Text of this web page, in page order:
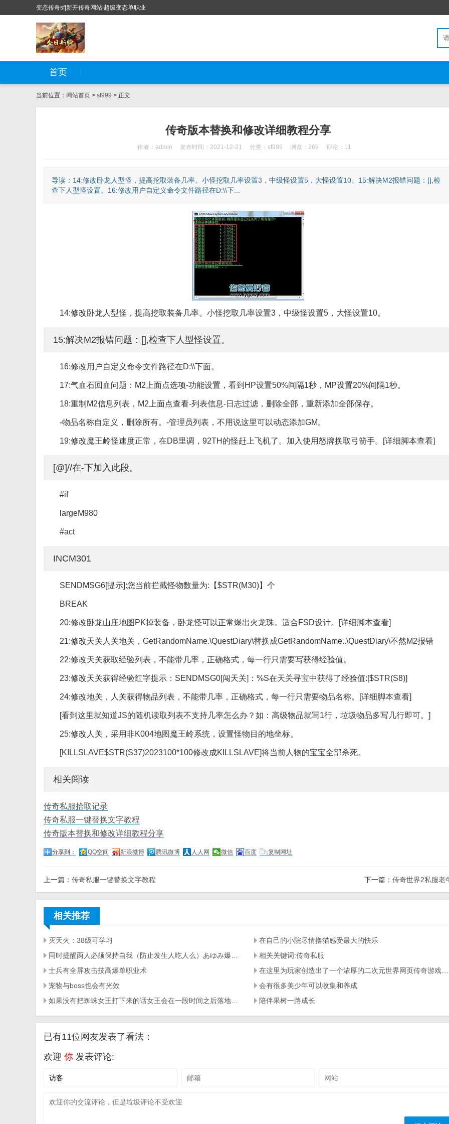
变态传奇sf|新开传奇网站|超级变态单职业
首页
当前位置： 网站首页 > sf999 > 正文
传奇版本替换和修改详细教程分享
作者：admin 发布时间：2021-12-21 分类： sf999 浏览：269 评论：11
导读：14:修改卧龙人型怪，提高挖取装备几率。小怪挖取几率设置3，中级怪设置5，大怪设置10。15:解决M2报错问题：[],检
查下人型怪设置。16:修改用户自定义命令文件路径在D:\\下...
14:修改卧龙人型怪，提高挖取装备几率。小怪挖取几率设置3，中级怪设置5，大怪设置10。
15:解决M2报错问题：[],检查下人型怪设置。
16:修改用户自定义命令文件路径在D:\\下面。
17:气血石回血问题：M2上面点选项-功能设置，看到HP设置50%间隔1秒，MP设置20%间隔1秒。
18:重制M2信息列表，M2上面点查看-列表信息-日志过滤，删除全部，重新添加全部保存。
-物品名称自定义，删除所有。-管理员列表，不用说这里可以动态添加GM。
19:修改魔王岭怪速度正常，在DB里调，92TH的怪赶上飞机了。加入使用怒牌换取弓箭手。[详细脚本查看]
[@]//在-下加入此段。
#if
largeM980
#act
INCM301
SENDMSG6[提示]:您当前拦截怪物数量为:【$STR(M30)】个
BREAK
20:修改卧龙山庄地图PK掉装备，卧龙怪可以正常爆出火龙珠。适合FSD设计。[详细脚本查看]
21:修改天关人关地关，GetRandomName.\QuestDiary\替换成GetRandomName..\QuestDiary\不然M2报错
22:修改天关获取经验列表，不能带几率，正确格式，每一行只需要写获得经验值。
23:修改天关获得经验红字提示：SENDMSG0[闯天关]：%S在天关寻宝中获得了经验值:[$STR(S8)]
24:修改地关，人关获得物品列表，不能带几率，正确格式，每一行只需要物品名称。[详细脚本查看]
[看到这里就知道JS的随机读取列表不支持几率怎么办？如：高级物品就写1行，垃圾物品多写几行即可。]
25:修改人关，采用非K004地图魔王岭系统，设置怪物目的地坐标。
[KILLSLAVE$STR(S37)2023100*100修改成KILLSLAVE]将当前人物的宝宝全部杀死。
相关阅读
传奇私服拾取记录
传奇私服一键替换文字教程
传奇版本替换和修改详细教程分享
分享到： QQ空间 新浪微博 腾讯微博 人人网 微信 百度 复制网址
上一篇： 传奇私服一键替换文字教程 下一篇： 传奇世界2私服老
相关推荐
灭天火：38级可学习
在自己的小院尽情撸猫感受最大的快乐
相关关键词:传奇私服
士兵有全屏攻击技高爆单职业术
在这里为玩家创造出了一个浓厚的二次元世界网页传奇游戏变态版
宠物与boss也会有光效
会有很多美少年可以收集和养成
陪伴果树一路成长
已有11位网友发表了看法：
欢迎 你 发表评论: